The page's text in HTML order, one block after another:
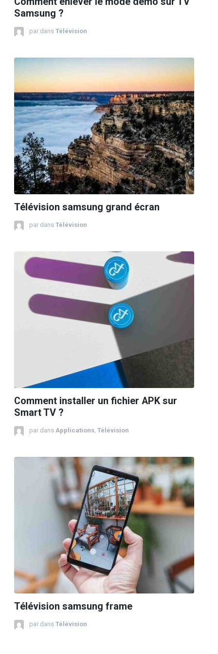
Samsung ?
par dans Télévision
Télévision samsung grand écran
par dans Télévision
Comment installer un fichier APK sur
Smart TV ?
par dans Applications, Télévision
Télévision samsung frame
par dans Télévision